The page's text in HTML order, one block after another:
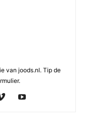
van joods.nl. Tip de